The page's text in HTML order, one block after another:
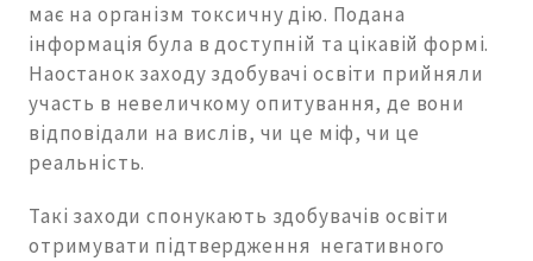
має на організм токсичну дію. Подана
інформація була в доступній та цікавій формі.
Наостанок заходу здобувачі освіти прийняли
участь в невеличкому опитування, де вони
відповідали на вислів, чи це міф, чи це
реальність.
Такі заходи спонукають здобувачів освіти
отримувати підтвердження негативного